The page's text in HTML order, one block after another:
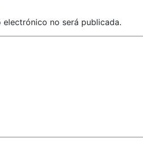
no será publicada.